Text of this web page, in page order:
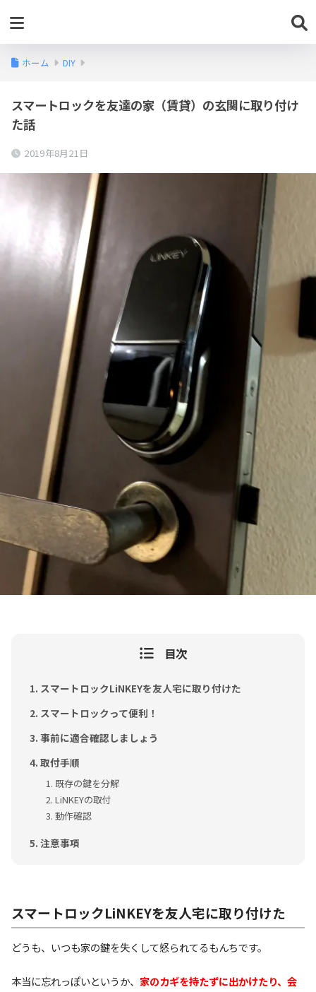
ホーム DIY
スマートロックを友達の家（賃貸）の玄関に取り付け
た話
2019年8月21日
目次
スマートロックLiNKEYを友人宅に取り付けた
スマートロックって便利！
事前に適合確認しましょう
取付手順
既存の鍵を分解
LiNKEYの取付
動作確認
注意事項
スマートロックLiNKEYを友人宅に取り付けた
どうも、いつも家の鍵を失くして怒られてるもんちです。
本当に忘れっぽいというか、 家のカギを持たずに出かけたり、会